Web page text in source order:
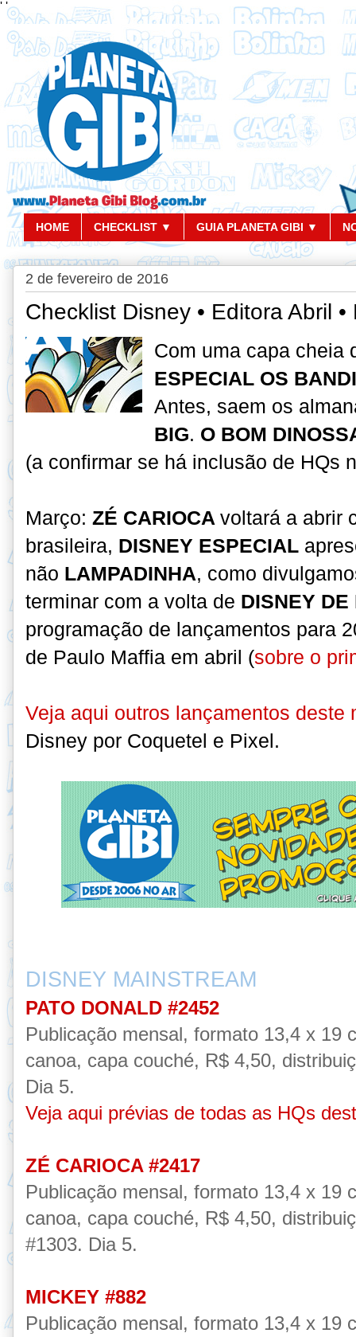
' '
HOME CHECKLIST ▼ GUIA PLANETA GIBI ▼
2 de fevereiro de 2016
Checklist Disney • Editora Abril
Com uma capa cheia
ESPECIAL OS
Antes, saem os
BIG. O BOM
(a confirmar se há inclusão de HQs
Março: ZÉ CARIOCA voltará a abrir
brasileira, DISNEY ESPECIAL
não LAMPADINHA, como
terminar com a volta de DISNEY DE
programação de lançamentos para
de Paulo Maffia em abril (sobre o
Veja aqui outros lançamentos deste
Disney por Coquetel e Pixel.
DISNEY MAINSTREAM
PATO DONALD #2452
Publicação mensal, formato 13,4 x 19
canoa, capa couché, R$ 4,50,
Dia 5.
Veja aqui prévias de todas as HQs
ZÉ CARIOCA #2417
Publicação mensal, formato 13,4 x 19
canoa, capa couché, R$ 4,50,
#1303. Dia 5.
MICKEY #882
Publicação mensal, formato 13,4 x 19